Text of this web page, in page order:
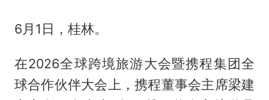
6月1日，桂林。
在2026全球跨境旅游大会暨携程集团全
球合作伙伴大会上，携程董事会主席梁建